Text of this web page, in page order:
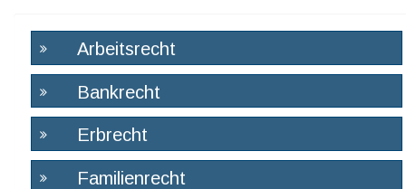
Arbeitsrecht
Bankrecht
Erbrecht
Familienrecht